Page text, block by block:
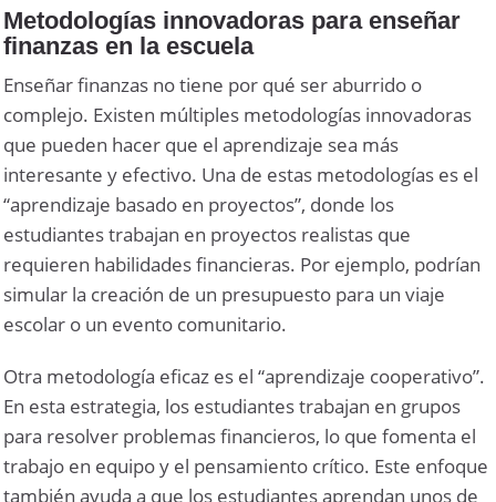
Metodologías innovadoras para enseñar
finanzas en la escuela
Enseñar finanzas no tiene por qué ser aburrido o
complejo. Existen múltiples metodologías innovadoras
que pueden hacer que el aprendizaje sea más
interesante y efectivo. Una de estas metodologías es el
“aprendizaje basado en proyectos”, donde los
estudiantes trabajan en proyectos realistas que
requieren habilidades financieras. Por ejemplo, podrían
simular la creación de un presupuesto para un viaje
escolar o un evento comunitario.
Otra metodología eficaz es el “aprendizaje cooperativo”.
En esta estrategia, los estudiantes trabajan en grupos
para resolver problemas financieros, lo que fomenta el
trabajo en equipo y el pensamiento crítico. Este enfoque
también ayuda a que los estudiantes aprendan unos de